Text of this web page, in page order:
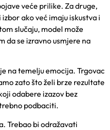
veće prilike. Za druge,
ako već imaju iskustva i
slučaju, model može
da se izravno usmjere na
na temelju emocija. Trgovac
zato što želi brze rezultate
odabere izazov bez
podbaciti.
Trebao bi odražavati